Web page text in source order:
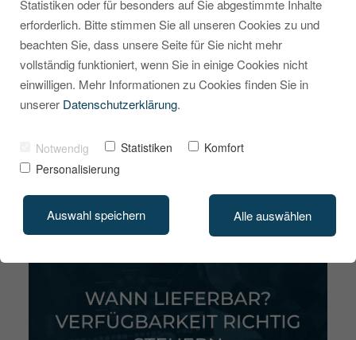
Shopware 6: Drei
Szenarien, die Sie
kennen sollten
MARCEL KRIPPENDORF
14. NOVEMBER 2025
Statistiken oder für besonders auf Sie abgestimmte Inhalte
erforderlich. Bitte stimmen Sie all unseren Cookies zu und
beachten Sie, dass unsere Seite für Sie nicht mehr
vollständig funktioniert, wenn Sie in einige Cookies nicht
einwilligen. Mehr Informationen zu Cookies finden Sie in
unserer Datenschutzerklärung.
Notwendig Statistiken
Komfort
Personalisierung
Auswahl speichern Alle auswählen